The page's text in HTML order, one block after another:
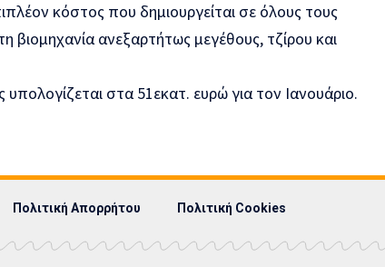
κόστος που δημιουργείται σε όλους τους
βιομηχανία ανεξαρτήτως μεγέθους, τζίρου και
στα 51εκατ. ευρώ για τον Ιανουάριο.
Πολιτική Απορρήτου Πολιτική Cookies